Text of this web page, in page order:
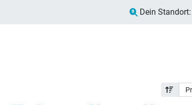
Dein Standort: